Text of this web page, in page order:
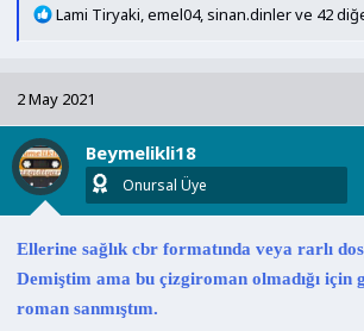
T
i
l
e
r
Lami Tiryaki emel04, sinan.dinlerve 42
2 May 2021
Beymelikli18
Onursal Üye
Ellerine sağlık cbr formatında veya rarlı
Demiştim ama bu çizgiroman olmadığı için
roman sanmıştım.